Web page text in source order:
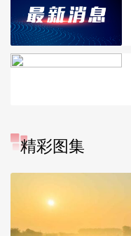
精彩图集